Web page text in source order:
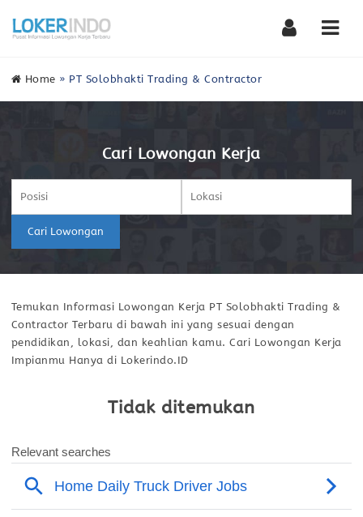
Home » PT Solobhakti Trading & Contractor
Cari Lowongan Kerja
Cari Lowongan
Temukan Informasi Lowongan Kerja PT Solobhakti Trading &
Contractor Terbaru di bawah ini yang sesuai dengan
pendidikan, lokasi, dan keahlian kamu. Cari Lowongan Kerja
Impianmu Hanya di Lokerindo.ID
Tidak ditemukan